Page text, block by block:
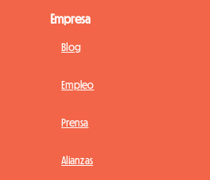
Empresa
Blog
Empleo
Prensa
Alianzas